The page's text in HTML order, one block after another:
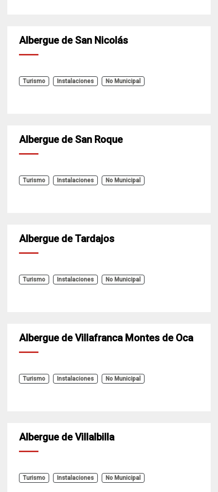
Albergue de San Nicolás
Turismo Instalaciones No Municipal
Albergue de San Roque
Turismo Instalaciones No Municipal
Albergue de Tardajos
Turismo Instalaciones No Municipal
Albergue de Villafranca Montes de Oca
Turismo Instalaciones No Municipal
Albergue de Villalbilla
Turismo Instalaciones No Municipal